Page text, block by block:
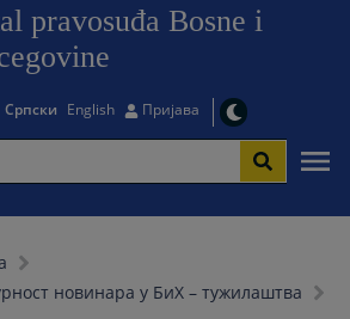
pravosuđa Bosne i
Српски English Пријава
новинара у БиХ – тужилаштва